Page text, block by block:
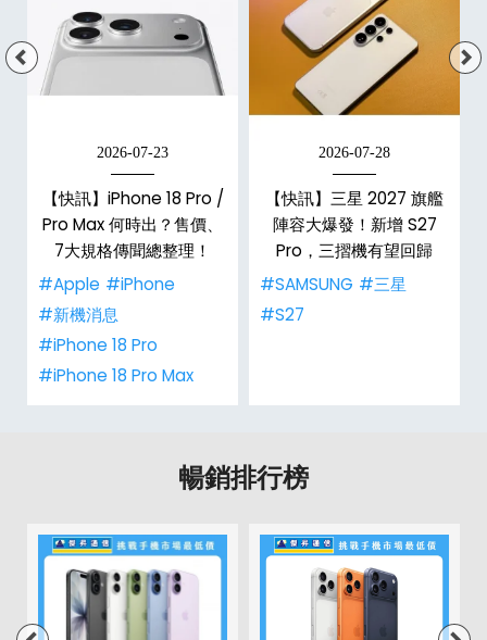
2026-07-23
【快訊】iPhone 18 Pro /
Pro Max 何時出？售價、
7大規格傳聞總整理！
#Apple #iPhone
#新機消息
#iPhone 18 Pro
#iPhone 18 Pro Max
2026-07-28
【快訊】三星 2027 旗艦
陣容大爆發！新增 S27
Pro，三摺機有望回歸
#SAMSUNG #三星
#S27
暢銷排行榜